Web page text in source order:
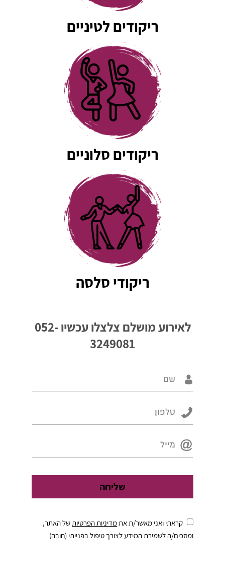
ריקודים לטיניים
ריקודים סלוניים
ריקודי סלסה
לאירוע מושלם צלצלו עכשיו052-
3249081
קראתי ואני מאשר/ת אתמדיניות הפרטיותשל האתר,
ומסכים/ה לשמירת המידע לצורך טיפול בפנייתי (חובה)